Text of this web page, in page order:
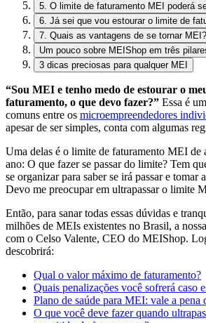
5. O limite de faturamento MEI poderá
6. Já sei que vou estourar o limite de
7. Quais as vantagens de se tornar MEI?
Um pouco sobre MEIShop em três
3 dicas preciosas para qualquer MEI
“Sou MEI e tenho medo de estourar o
faturamento, o que devo fazer?” Essa é
comuns entre os microempreendedores
apesar de ser simples, conta com algumas
Uma delas é o limite de faturamento MEI de
ano: O que fazer se passar do limite? Tem
se organizar para saber se irá passar e tomar
Devo me preocupar em ultrapassar o limite
Então, para sanar todas essas dúvidas e
milhões de MEIs existentes no Brasil, a
com o Celso Valente, CEO do MEIShop.
descobrirá:
Qual o valor máximo de faturamento?
Quais penalizações você sofrerá caso
Plano de saúde para MEI: vale a pena
O que você deve fazer quando